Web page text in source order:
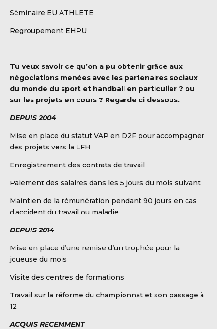
Séminaire EU ATHLETE
Regroupement EHPU
Tu veux savoir ce qu’on a pu obtenir grâce aux
négociations menées avec les partenaires sociaux
du monde du sport et handball en particulier ? ou
sur les projets en cours ? Regarde ci dessous.
DEPUIS 2004
Mise en place du statut VAP en D2F pour accompagner
des projets vers la LFH
Enregistrement des contrats de travail
Paiement des salaires dans les 5 jours du mois suivant
Maintien de la rémunération pendant 90 jours en cas
d’accident du travail ou maladie
DEPUIS 2014
Mise en place d’une remise d’un trophée pour la
joueuse du mois
Visite des centres de formations
Travail sur la réforme du championnat et son passage à
12
ACQUIS RECEMMENT